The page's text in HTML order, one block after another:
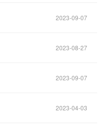
2023-09-07
2023-08-27
2023-09-07
2023-04-03